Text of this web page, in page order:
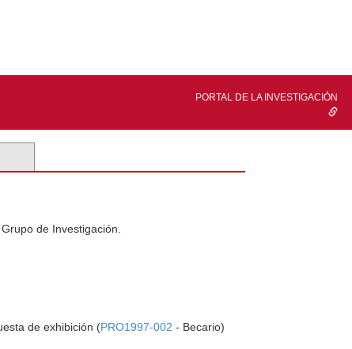
PORTAL DE LA INVESTIGACIÓN
de Investigación.
de exhibición (PRO1997-002 - Becario)